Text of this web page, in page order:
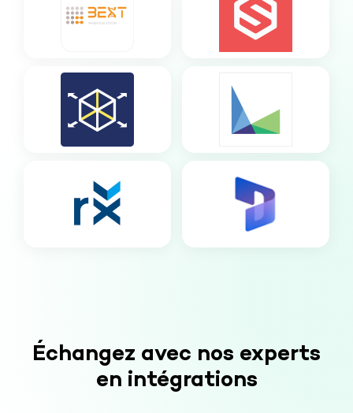
Échangez avec nos experts
en intégrations